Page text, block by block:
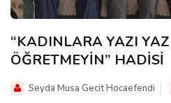
“KADINLARA YAZI
ÖĞRETMEYİN” HADİSİ
Seyda Musa Gecit Hocaefendi